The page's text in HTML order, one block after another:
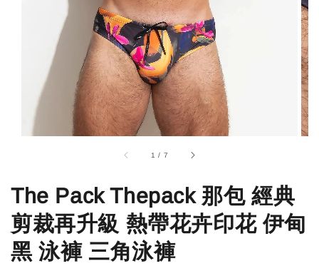
1 / 7
The Pack Thepack 那包 經典
剪裁再升級 熱帶花卉印花 伊甸
黑 泳褲 三角泳褲